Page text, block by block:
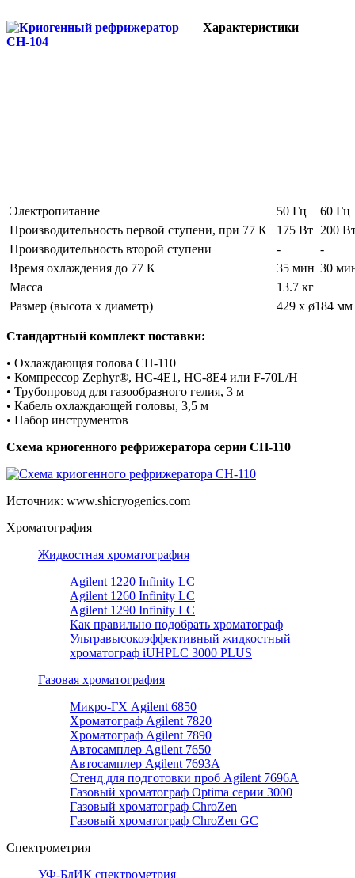
Характеристики
Электропитание 50 Гц
60 Гц
Производительность первой ступени, при 77 К
175 Вт 200
Производительность второй ступени
-
-
Время охлаждения до 77 К
35 мин 30
Масса
13.7 кг
Размер (высота х диаметр)
429 x ø184 мм
Стандартный комплект поставки:
• Охлаждающая голова CH-110
• Компрессор Zephyr®, HC-4E1, HC-8E4 или F-70L/H
• Трубопровод для газообразного гелия, 3 м
• Кабель охлаждающей головы, 3,5 м
• Набор инструментов
Схема криогенного рефрижератора серии CH-110
Источник: www.shicryogenics.com
Хроматография
Жидкостная хроматография
Agilent 1220 Infinity LC
Agilent 1260 Infinity LC
Agilent 1290 Infinity LC
Как правильно подобрать хроматограф
Ультравысокоэффективный жидкостный
хроматограф iUHPLC 3000 PLUS
Газовая хроматография
Микро-ГХ Agilent 6850
Хроматограф Agilent 7820
Хроматограф Agilent 7890
Автосамплер Agilent 7650
Автосамплер Agilent 7693A
Стенд для подготовки проб Agilent 7696А
Газовый хроматограф Optima серии 3000
Газовый хроматограф ChroZen
Газовый хроматограф ChroZen GC
Спектрометрия
УФ-БлИК спектрометрия